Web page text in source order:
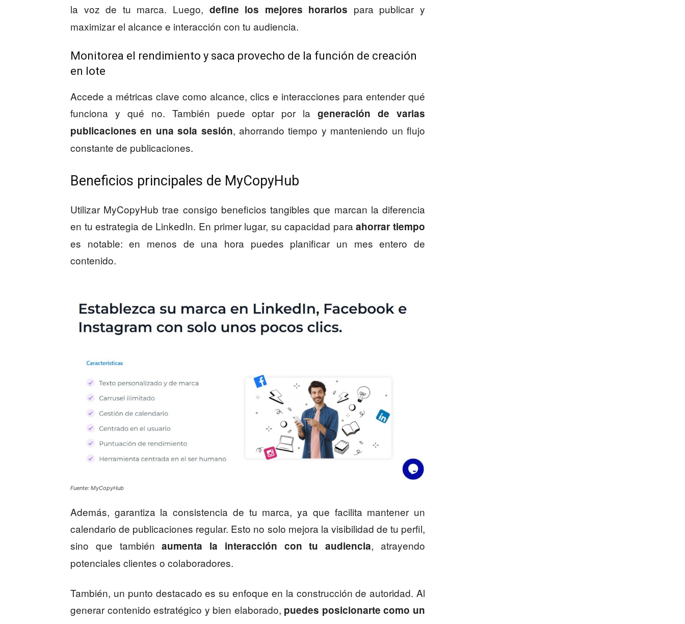
la voz de tu marca. Luego, define los mejores horarios para publicar y
maximizar el alcance e interacción con tu audiencia.
Monitorea el rendimiento y saca provecho de la función de creación
en lote
Accede a métricas clave como alcance, clics e interacciones para entender qué
funciona y qué no. También puede optar por lageneración de varias
publicaciones en una sola sesión, ahorrando tiempo y manteniendo un flujo
constante de publicaciones.
Beneficios principales de MyCopyHub
Utilizar MyCopyHub trae consigo beneficios tangibles que marcan la diferencia
en tu estrategia de LinkedIn. En primer lugar, su capacidad paraahorrar tiempo
es notable: en menos de una hora puedes planificar un mes entero de
contenido.
Fuente: MyCopyHub
Además, garantiza la consistencia de tu marca, ya que facilita mantener un
calendario de publicaciones regular. Esto no solo mejora la visibilidad de tu perfil,
sino que tambiénaumenta la interacción con tu audiencia, atrayendo
potenciales clientes o colaboradores.
También, un punto destacado es su enfoque en la construcción de autoridad. Al
generar contenido estratégico y bien elaborado, puedes posicionarte como un